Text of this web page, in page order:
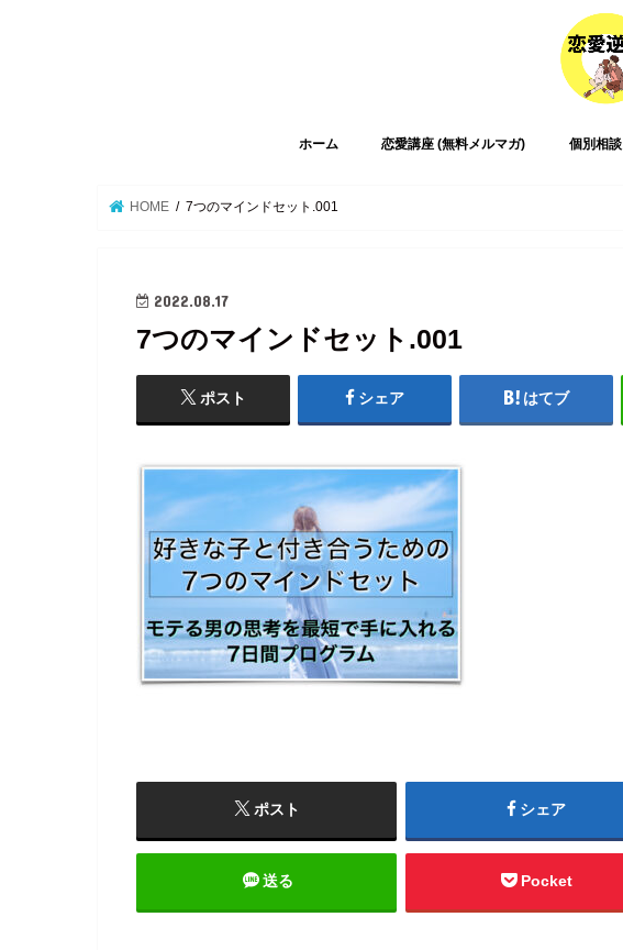
ホーム 恋愛講座 (無料メルマガ) 個別相談
HOME 7つのマインドセット.001
2022.08.17
7つのマインドセット.001
ポスト シェア はてブ
ポスト シェア
送る Pocket